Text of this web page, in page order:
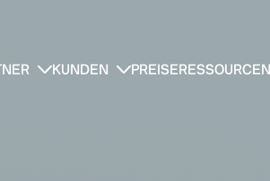
KUNDEN PREISE RESSOURCEN